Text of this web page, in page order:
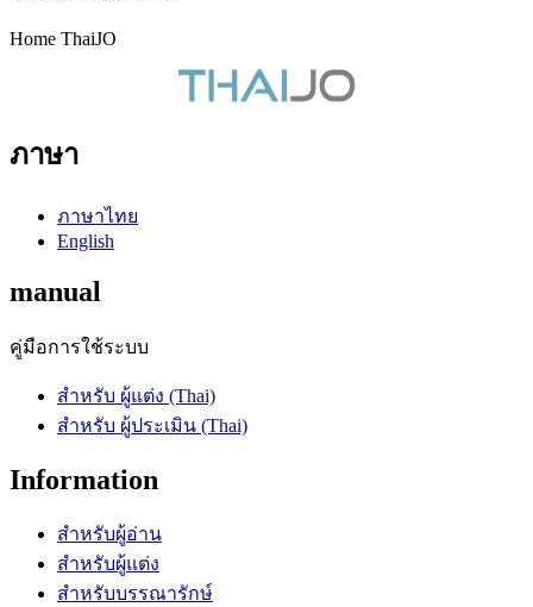
Home ThaiJO
ภาษา
ภาษาไทย
English
manual
คู่มือการใช้ระบบ
สำหรับ ผู้แต่ง (Thai)
สำหรับ ผู้ประเมิน (Thai)
Information
สำหรับผู้อ่าน
สำหรับผู้แต่ง
สำหรับบรรณารักษ์